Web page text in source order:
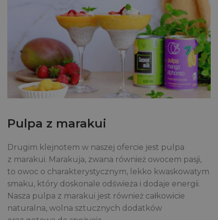
Pulpa z marakui
Drugim klejnotem w naszej ofercie jest pulpa
z marakui. Marakuja, zwana również owocem pasji,
to owoc o charakterystycznym, lekko kwaskowatym
smaku, który doskonale odświeża i dodaje energii.
Nasza pulpa z marakui jest również całkowicie
naturalna, wolna sztucznych dodatków